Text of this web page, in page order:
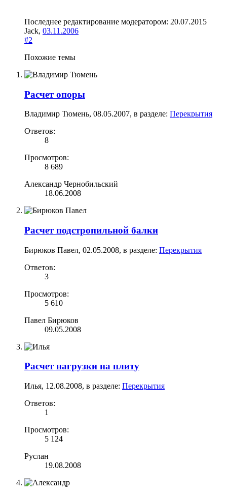
Последнее редактирование модератором: 20.07.2015
Jack, 03.11.2006
#2
Похожие темы
Расчет опоры
Владимир Тюмень, 08.05.2007, в разделе: Перекрытия
Ответов:
8
Просмотров:
8 689
Александр Чернобильский
18.06.2008
Расчет подстропильной балки
Бирюков Павел, 02.05.2008, в разделе: Перекрытия
Ответов:
3
Просмотров:
5 610
Павел Бирюков
09.05.2008
Расчет нагрузки на плиту
Илья, 12.08.2008, в разделе: Перекрытия
Ответов:
1
Просмотров:
5 124
Руслан
19.08.2008